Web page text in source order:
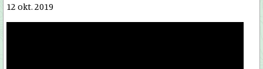
12 okt. 2019